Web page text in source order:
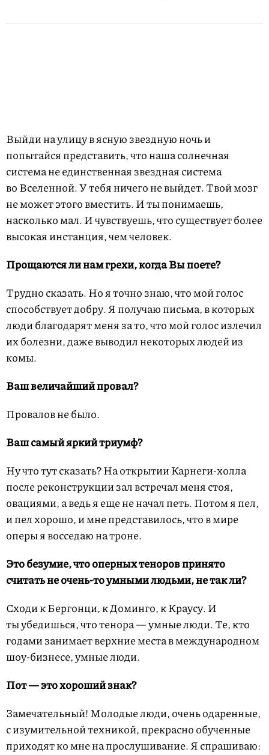
Выйди на улицу в ясную звездную ночь и
попытайся представить, что наша солнечная
система не единственная звездная система
во Вселенной. У тебя ничего не выйдет. Твой мозг
не может этого вместить. И ты понимаешь,
насколько мал. И чувствуешь, что существует более
высокая инстанция, чем человек.
Прощаются ли нам грехи, когда Вы поете?
Трудно сказать. Но я точно знаю, что мой голос
способствует добру. Я получаю письма, в которых
люди благодарят меня за то, что мой голос излечил
их болезни, даже выводил некоторых людей из
комы.
Ваш величайший провал?
Провалов не было.
Ваш самый яркий триумф?
Ну что тут сказать? На открытии Карнеги-холла
после реконструкции зал встречал меня стоя,
овациями, а ведь я еще не начал петь. Потом я пел,
и пел хорошо, и мне представилось, что в мире
оперы я восседаю на троне.
Это безумие, что оперных теноров принято
считать не очень-то умными людьми, не так ли?
Сходи к Бергонци, к Доминго, к Краусу. И
ты убедишься, что тенора — умные люди. Те, кто
годами занимает верхние места в международном
шоу-бизнесе, умные люди.
Пот — это хороший знак?
Замечательный! Молодые люди, очень одаренные,
с изумительной техникой, прекрасно обученные
приходят ко мне на прослушивание. Я спрашиваю: